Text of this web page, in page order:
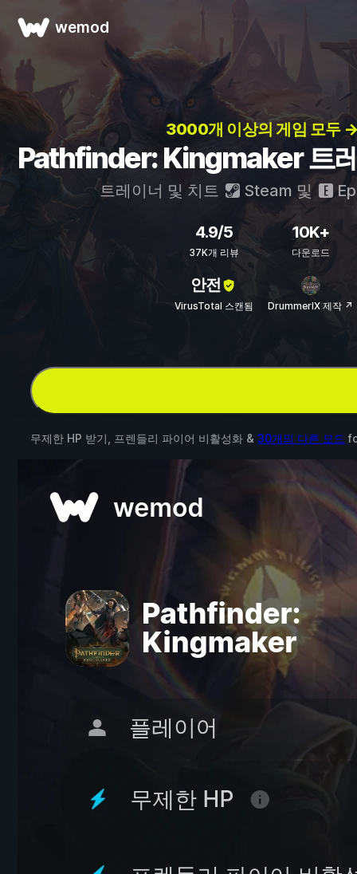
wemod
3000개 이상의 게임 모두
Pathfinder: Kingmaker 트
트레이너 및 치트 Steam 및
4.9/5
37K개 리뷰
10K+
다운로드
안전
VirusTotal 스캔됨 DrummerIX 제작 ↗
무제한 HP 받기, 프렌들리 파이어 비활성화 & 30개의 다른 모드